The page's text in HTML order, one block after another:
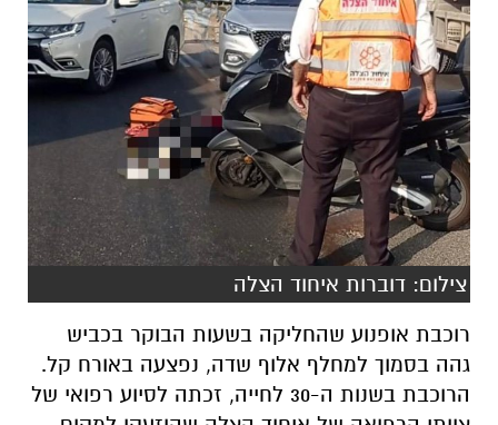
צילום: דוברות איחוד הצלה
רוכבת אופנוע שהחליקה בשעות הבוקר בכביש
גהה בסמוך למחלף אלוף שדה, נפצעה באורח קל.
הרוכבת בשנות ה-30 לחייה, זכתה לסיוע רפואי של